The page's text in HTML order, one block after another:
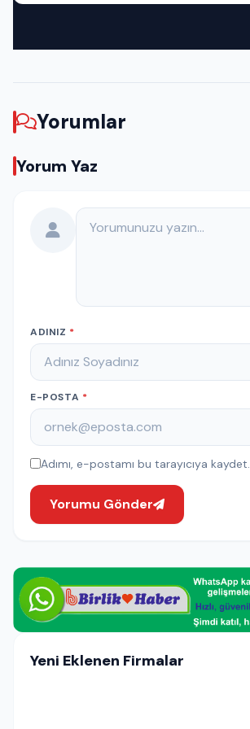
Yorumlar
Yorum Yaz
Yorumunuz
ADINIZ *
E-POSTA *
Adımı, e-postamı bu tarayıcıya kaydet.
Yorumu Gönder
Yeni Eklenen Firmalar